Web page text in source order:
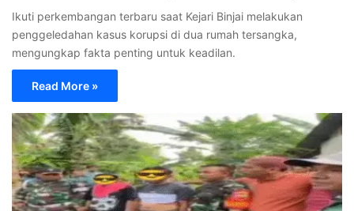
Ikuti perkembangan terbaru saat Kejari Binjai melakukan
penggeledahan kasus korupsi di dua rumah tersangka,
mengungkap fakta penting untuk keadilan.
Read More »